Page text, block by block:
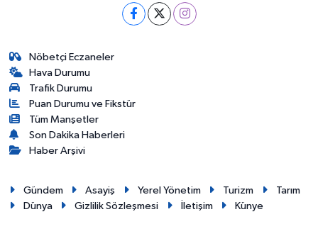
Nöbetçi Eczaneler
Hava Durumu
Trafik Durumu
Puan Durumu ve Fikstür
Tüm Manşetler
Son Dakika Haberleri
Haber Arşivi
Gündem Asayiş Yerel Yönetim Turizm
Tarım
Dünya
Gizlilik Sözleşmesi İletişim Künye